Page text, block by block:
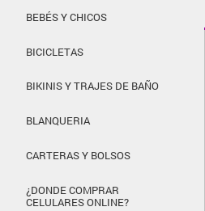
BEBÉS Y CHICOS
BICICLETAS
BIKINIS Y TRAJES DE BAÑO
BLANQUERIA
CARTERAS Y BOLSOS
¿DONDE COMPRAR
CELULARES ONLINE?